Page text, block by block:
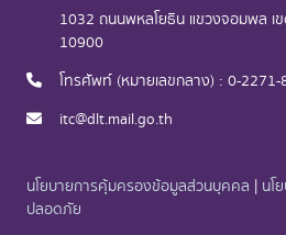
1032 ถนนพหลโยธิน แขวงจอมพล เ
10900
โทรศัพท์ (หมายเลขกลาง) : 0-2271-
itc@dlt.mail.go.th
นโยบายการคุ้มครองข้อมูลส่วนบุคคล | นโ
ปลอดภัย